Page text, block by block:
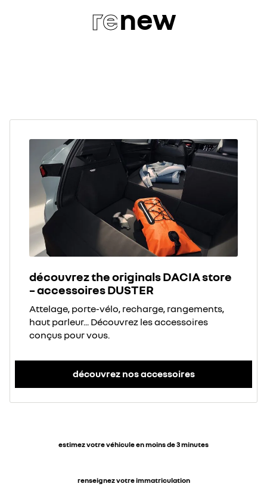
renew
découvrez the originals DACIA store
– accessoires DUSTER
Attelage, porte-vélo, recharge, rangements,
haut parleur... Découvrez les accessoires
conçus pour vous.
découvrez nos accessoires
estimez votre véhicule en moins de 3 minutes
renseignez votre immatriculation